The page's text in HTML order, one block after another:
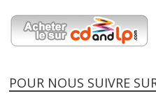
POUR NOUS SUIVRE